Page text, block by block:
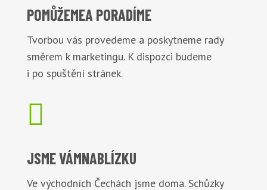
POMŮŽEMEA PORADÍME
Tvorbou vás provedeme a poskytneme rady
směrem k marketingu. K dispozci budeme
i po spuštění stránek.

JSME VÁMNABLÍZKU
Ve východních Čechách jsme doma. Schůzky